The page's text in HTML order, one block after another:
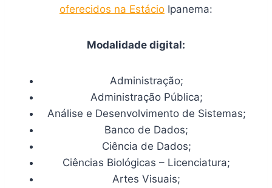
oferecidos na Estácio Ipanema:
Modalidade digital:
Administração;
Administração Pública;
Análise e Desenvolvimento de Sistemas;
Banco de Dados;
Ciência de Dados;
Ciências Biológicas – Licenciatura;
Artes Visuais;